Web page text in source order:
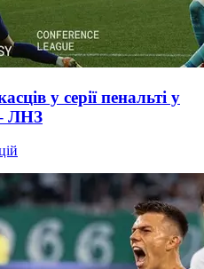
у серії пенальті у
ЛНЗ